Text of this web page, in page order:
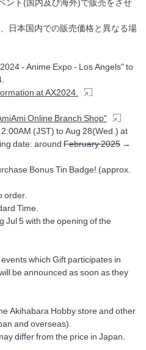
日本国内での販売価格と異なる場
- Anime Expo - Los Angels" to
at AX2024.
Online Branch Shop"
(JST) to Aug 28(Wed.) at
date: around February 2025 →
Bonus Tin Badge! (approx.
order.
Time.
Jul 5 with the opening of the
which Gift participates in
be announced as soon as they
Akihabara Hobby store and other
and overseas).
differ from the price in Japan.